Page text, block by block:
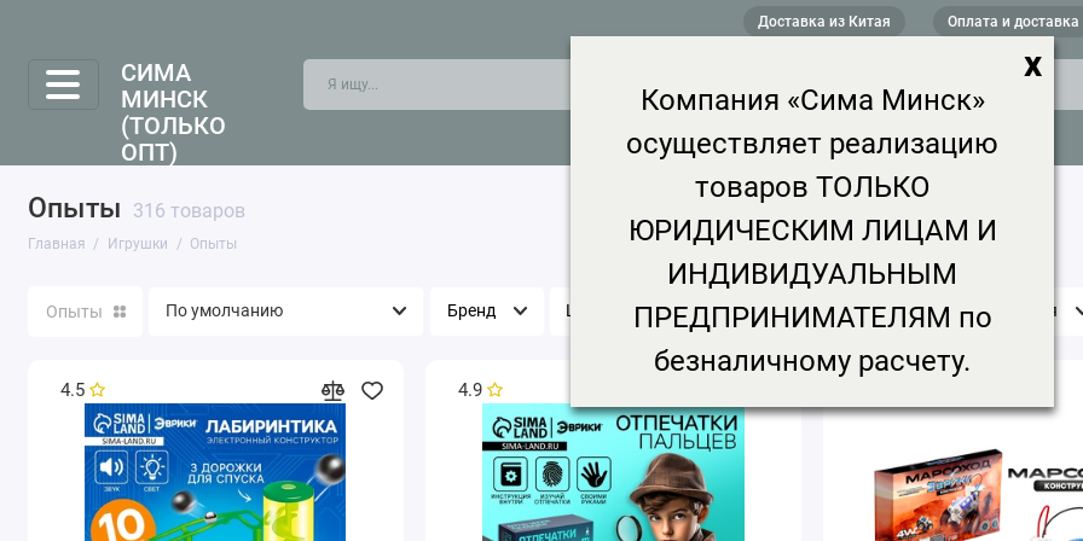
Доставка из Китая Оплата и доставка
СИМА
МИНСК
(ТОЛЬКО
ОПТ)
Опыты 316 товаров
Главная Игрушки Опыты
Опыты Бренд Цена, ₽ Срок доставки Минимальная партия
4.5 4.9
x
Компания «Сима Минск»
осуществляет реализацию
товаров ТОЛЬКО
ЮРИДИЧЕСКИМ ЛИЦАМ И
ИНДИВИДУАЛЬНЫМ
ПРЕДПРИНИМАТЕЛЯМ по
безналичному расчету.